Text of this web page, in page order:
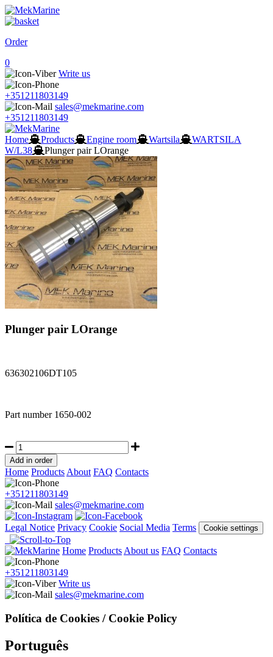
Order
0
Write us
+351211803149
sales@mekmarine.com
+351211803149
Home Products Engine room Wartsila
WARTSILA
W/L38
Plunger pair LOrange
Plunger pair LOrange
636302106DT105
Part number 1650-002
Home ProductsAbout FAQ Contacts
+351211803149
sales@mekmarine.com
Legal Notice Privacy Cookie Social Media Terms Cookie settings
Home ProductsAbout us FAQ Contacts
+351211803149
Write us
sales@mekmarine.com
Política de Cookies / Cookie Policy
Português